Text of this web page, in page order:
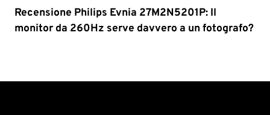
Recensione Philips Evnia 27M2N5201P: Il
monitor da 260Hz serve davvero a un fotografo?